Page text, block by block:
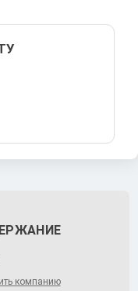
компанию